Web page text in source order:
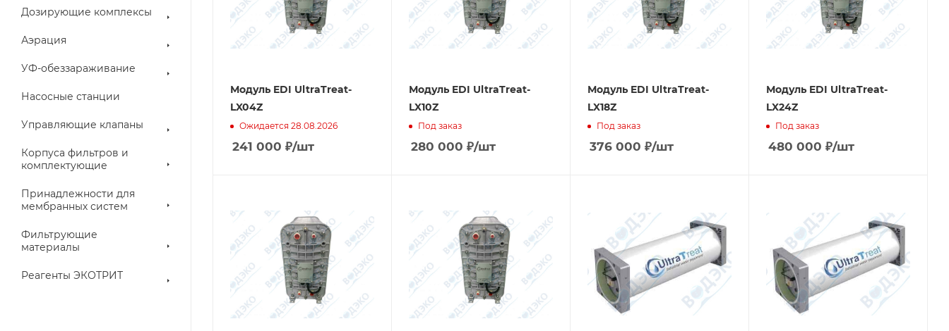
Дозирующие комплексы
Аэрация
УФ-обеззараживание
Насосные станции
Управляющие клапаны
Корпуса фильтров и
комплектующие
Принадлежности для
мембранных систем
Фильтрующие
материалы
Реагенты ЭКОТРИТ
Модуль EDI UltraTreat-
LX04Z
Ожидается 28.08.2026
241 000 ₽/шт
Модуль EDI UltraTreat-
LX10Z
Под заказ
280 000 ₽/шт
Модуль EDI UltraTreat-
LX18Z
Под заказ
376 000 ₽/шт
Модуль EDI UltraTreat-
LX24Z
Под заказ
480 000 ₽/шт